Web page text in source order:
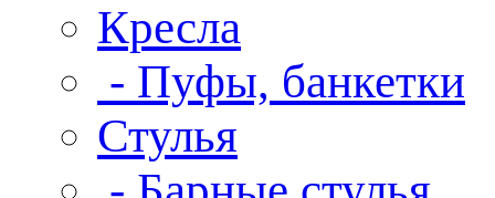
Кресла
- Пуфы, банкетки
Стулья